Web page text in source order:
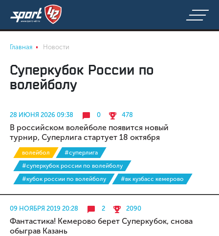
Главная Новости
Суперкубок России по
волейболу
28 ИЮНЯ 2026 09:38 0 478
В российском волейболе появится новый
турнир, Суперлига стартует 18 октября
волейбол
#суперлига
#суперкубок россии по волейболу
#кубок россии по волейболу
#вк кузбасс кемерово
09 НОЯБРЯ 2019 20:28 2 2090
Фантастика! Кемерово берет Суперкубок, снова
обыграв Казань